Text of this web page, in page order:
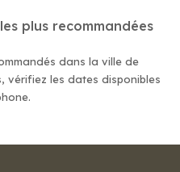
plus recommandées
dans la ville de
vérifiez les dates disponibles